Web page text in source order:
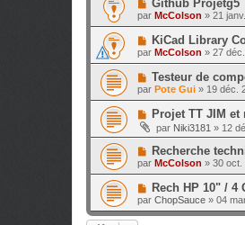
a
g
e
m
e
s
s
a
g
e
e
a
u
m
e
s
s
g
e
o
u
v
e
a
u
m
e
s
s
a
g
e
Github Projetg5
par McColson » 21
N
o
u
v
a
u
m
e
s
s
a
g
e
KiCad Library
par McColson » 27
N
o
u
v
e
a
u
m
e
s
s
a
g
e
Testeur de
par Pote Gui » 19 déc.
N
u
v
e
a
u
m
e
s
s
Projet TT JIM
par Niki3181 » 12
N
o
u
v
e
a
u
Recherche
par McColson » 30 oct.
N
o
u
v
Rech HP 10" / 4
par ChopSauce » 04